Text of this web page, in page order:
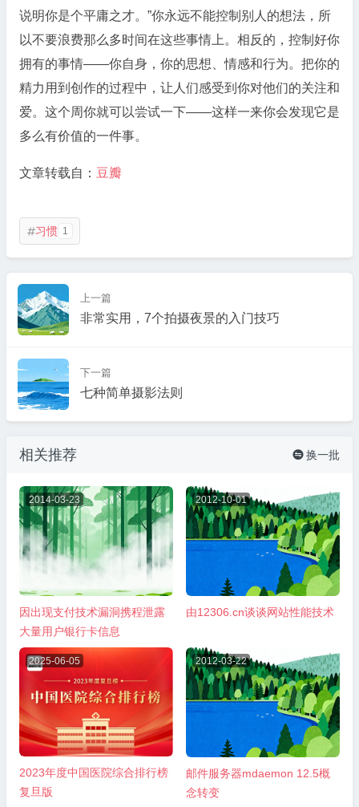
说明你是个平庸之才。”你永远不能控制别人的想法，所
以不要浪费那么多时间在这些事情上。相反的，控制好你
拥有的事情——你自身，你的思想、情感和行为。把你的
精力用到创作的过程中，让人们感受到你对他们的关注和
爱。这个周你就可以尝试一下——这样一来你会发现它是
多么有价值的一件事。
文章转载自： 豆瓣
习惯 1
上一篇
非常实用，7个拍摄夜景的入门技巧
下一篇
七种简单摄影法则
相关推荐  换一批
2014-03-23
因出现支付技术漏洞携程泄露
大量用户银行卡信息
2012-10-01
由12306.cn谈谈网站性能技术
2025-06-05
2023年度中国医院综合排行榜
复旦版
2012-03-22
邮件服务器mdaemon 12.5概
念转变